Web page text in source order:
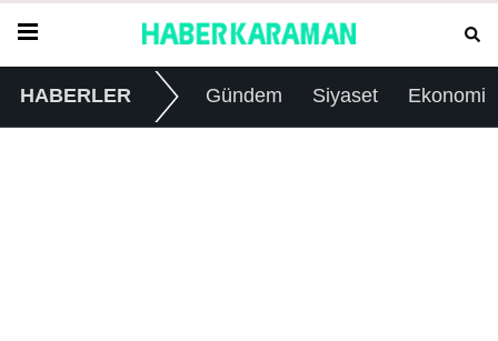
HABERLER Gündem Siyaset Ekonomi